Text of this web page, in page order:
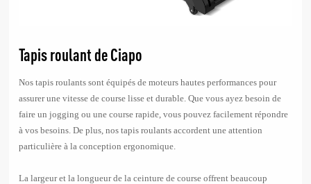
Tapis roulant de Ciapo
Nos tapis roulants sont équipés de moteurs hautes performances pour
assurer une vitesse de course lisse et durable. Que vous ayez besoin de
faire un jogging ou une course rapide, vous pouvez facilement répondre
à vos besoins. De plus, nos tapis roulants accordent une attention
particulière à la conception ergonomique.
La largeur et la longueur de la ceinture de course offrent beaucoup